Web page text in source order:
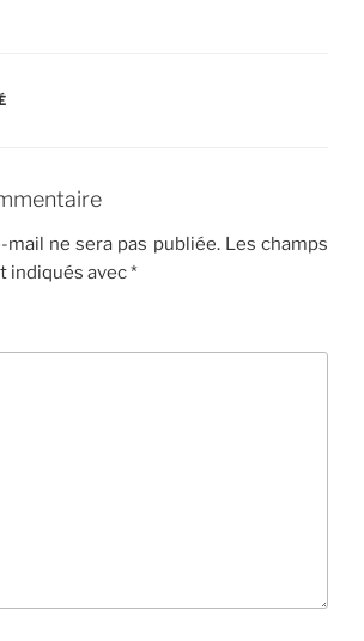
l
ne sera pas publiée. Les champs
indiqués avec*